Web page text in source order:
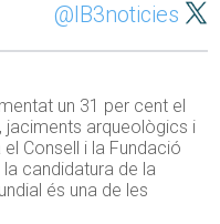
@IB3noticies
un 31 per cent el
jaciments arqueològics i
Consell i la Fundació
candidatura de la
és una de les